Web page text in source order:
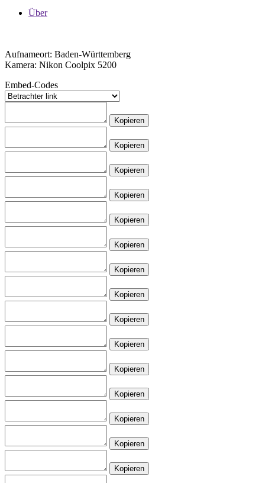
Über
Aufnameort: Baden-Württemberg
Kamera: Nikon Coolpix 5200
Embed-Codes
Kopieren
Kopieren
Kopieren
Kopieren
Kopieren
Kopieren
Kopieren
Kopieren
Kopieren
Kopieren
Kopieren
Kopieren
Kopieren
Kopieren
Kopieren